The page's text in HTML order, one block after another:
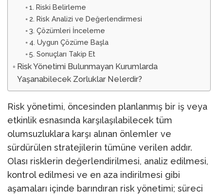
1. Riski Belirleme
2. Risk Analizi ve Değerlendirmesi
3. Çözümleri İnceleme
4. Uygun Çözüme Başla
5. Sonuçları Takip Et
Risk Yönetimi Bulunmayan Kurumlarda
Yaşanabilecek Zorluklar Nelerdir?
Risk yönetimi, öncesinden planlanmış bir iş veya
etkinlik esnasında karşılaşılabilecek tüm
olumsuzluklara karşı alınan önlemler ve
sürdürülen stratejilerin tümüne verilen addır.
Olası risklerin değerlendirilmesi, analiz edilmesi,
kontrol edilmesi ve en aza indirilmesi gibi
aşamaları içinde barındıran risk yönetimi; süreci